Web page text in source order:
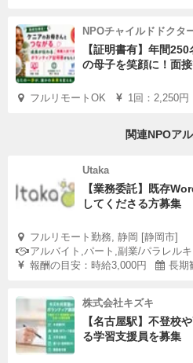
NPOチャイルドドクタ
【証明書有】年間
の母子を笑顔に！面
フルリモートOK 1回：2,250円
関連NPOア
Utaka
【業務委託】既存
してくださる方募集
フルリモート勤務, 静岡 [静岡市]
アルバイト,パート,副業/パラレル
報酬の目安：時給3,000円
長期
株式会社キズキ
【名古屋駅】不登校
る学習支援員を募集